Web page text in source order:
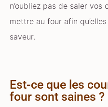
n’oubliez pas de saler
mettre au four afin
saveur.
Est-ce que les
four sont saines ?